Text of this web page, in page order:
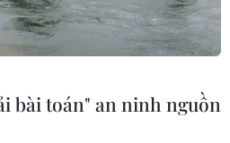
Xem thêm
bài toán" an ninh nguồn